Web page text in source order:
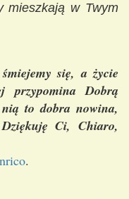
mieszkają w Twym
się, a życie
przypomina Dobrą
to dobra nowina,
Ci, Chiaro,
.